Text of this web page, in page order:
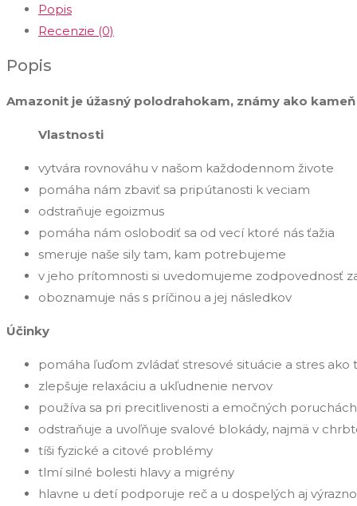
Amazonit
Pravá
a
Popis
Recenzie (0)
Popis
Amazonit je úžasný polodrahokam, známy ako
Vlastnosti
vytvára rovnováhu v našom každodennom živote
pomáha nám zbaviť sa pripútanosti k veciam
odstraňuje egoizmus
pomáha nám oslobodiť sa od vecí ktoré nás ťažia
smeruje naše sily tam, kam potrebujeme
v jeho prítomnosti si uvedomujeme zodpovednosť
oboznamuje nás s príčinou a jej následkov
Účinky
pomáha ľuďom zvládať stresové situácie a stres ako
zlepšuje relaxáciu a ukľudnenie nervov
používa sa pri precitlivenosti a emočných poruchách
odstraňuje a uvoľňuje svalové blokády, najmä v
tíši fyzické a citové problémy
tlmí silné bolesti hlavy a migrény
hlavne u detí podporuje reč a u dospelých aj